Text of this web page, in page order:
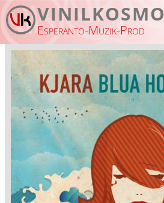
Pasar al contenido principal
VINILKOSMO
Esperanto-Muzik-Prod